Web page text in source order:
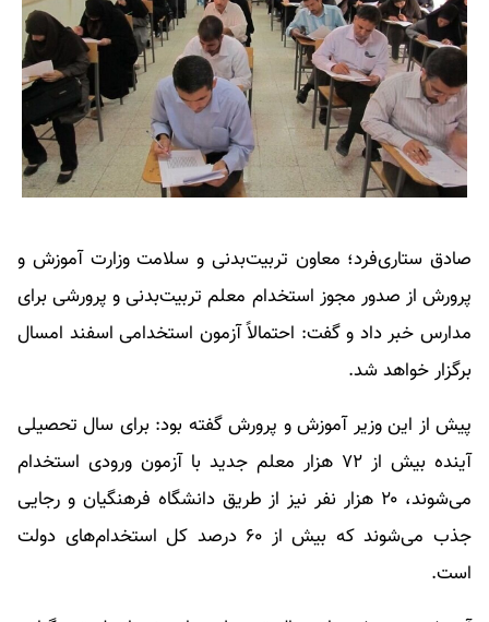
صادق ستاری‌فرد؛ معاون تربیت‌بدنی و سلامت وزارت آموزش و
پرورش از صدور مجوز استخدام معلم تربیت‌بدنی و پرورشی برای
مدارس خبر داد و گفت: احتمالاً آزمون استخدامی اسفند امسال
برگزار خواهد شد.
پیش از این وزیر آموزش و پرورش گفته بود: برای سال تحصیلی
آینده بیش از ۷۲ هزار معلم جدید با آزمون ورودی استخدام
می‌شوند، ۲۰ هزار نفر نیز از طریق دانشگاه فرهنگیان و رجایی
جذب می‌شوند که بیش از ۶۰ درصد کل استخدام‌های دولت
است.